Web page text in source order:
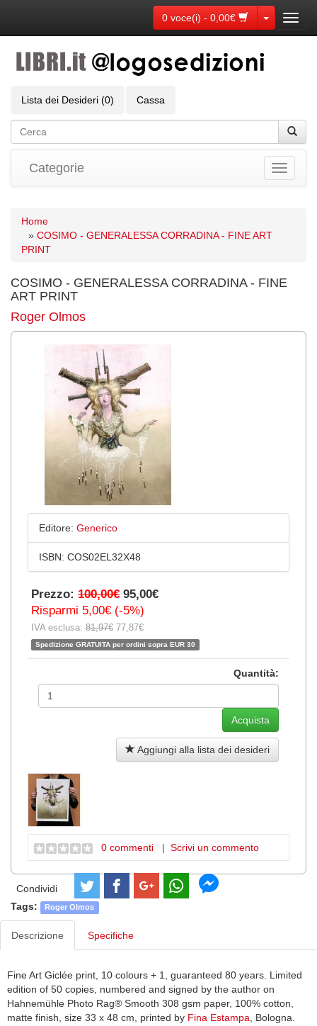
0 voce(i) - 0,00€ Toggle
Lista dei Desideri (0) Cassa
Toggle
Categorie
Home
» COSIMO - GENERALESSA CORRADINA - FINE ART
PRINT
COSIMO - GENERALESSA CORRADINA - FINE
ART PRINT
Roger Olmos
Editore: Generico
ISBN: COS02EL32X48
Prezzo: 100,00€ 95,00€
Risparmi 5,00€ (-5%)
IVA esclusa: 81,97€ 77,87€
Spedizione GRATUITA per ordini sopra EUR 30
Quantità:
Aggiungi alla lista dei desideri
0 commenti | Scrivi un commento
Condividi
Tags:
Roger Olmos
Descrizione Specifiche
Fine Art Giclée print, 10 colours + 1, guaranteed 80 years. Limited
edition of 50 copies, numbered and signed by the author on
Hahnemühle Photo Rag® Smooth 308 gsm paper, 100% cotton,
matte finish, size 33 x 48 cm, printed by Fina Estampa, Bologna.